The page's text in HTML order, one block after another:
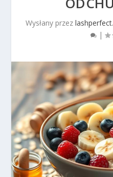
Wysłany przez
|